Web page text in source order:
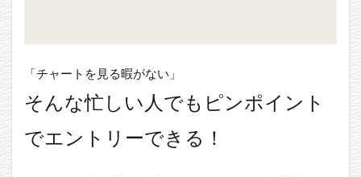
「チャートを見る暇がない」
そんな忙しい人でもピンポイント
でエントリーできる！